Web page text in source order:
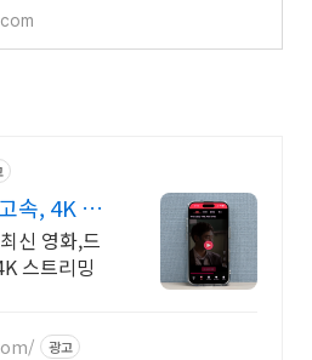
속, 4K 실
신 영화,드
스트리밍
광고